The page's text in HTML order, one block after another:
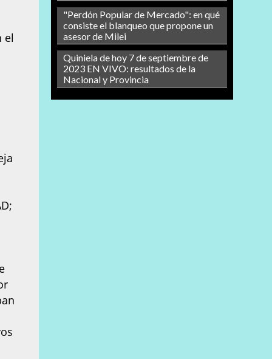
"Perdón Popular de Mercado": en qué
consiste el blanqueo que propone un
asesor de Milei
Quiniela de hoy 7 de septiembre de
2023 EN VIVO: resultados de la
Nacional y Provincia
el